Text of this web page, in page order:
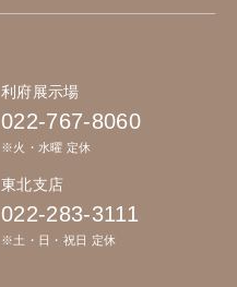
利府展示場
022-767-8060
※火・水曜 定休
東北支店
022-283-3111
※土・日・祝日 定休